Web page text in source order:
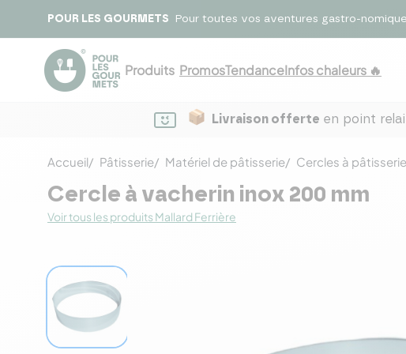
POUR LES GOURMETS Pour toutes vos aventures gastro-
Produits PromosTendanceInfos chaleurs 🔥
Livraison offerte en point
Accueil Pâtisserie Matériel de pâtisserie Cercles à pâtisserie
Cercle à vacherin inox 200 mm
Voir tous les produits Mallard Ferrière